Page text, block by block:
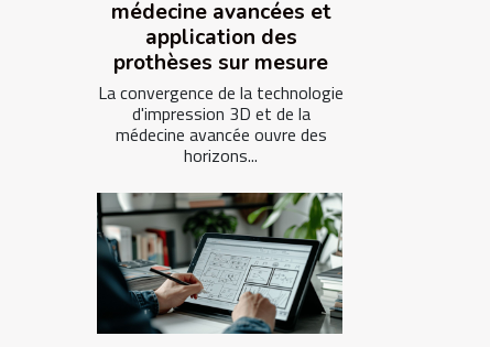
médecine avancées et
application des
prothèses sur mesure
La convergence de la technologie
d'impression 3D et de la
médecine avancée ouvre des
horizons...